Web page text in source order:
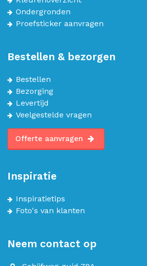
Ondergronden
Proefsticker aanvragen
Bestellen & bezorgen
Bestellen
Bezorging
Levertijd
Veelgestelde vragen
Offerte aanvragen
Inspiratie
Inspiratietips
Foto's van klanten
Neem contact op